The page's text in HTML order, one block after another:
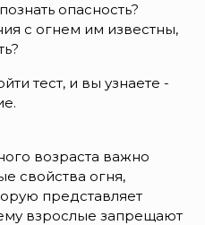
опасность?
с огнем им известны,
тест, и вы узнаете -
возраста важно
свойства огня,
представляет
взрослые запрещают